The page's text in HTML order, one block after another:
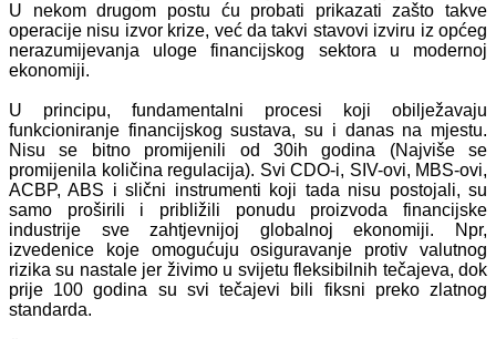
U nekom drugom postu ću probati prikazati zašto takve
operacije nisu izvor krize, već da takvi stavovi izviru iz općeg
nerazumijevanja uloge financijskog sektora u modernoj
ekonomiji.
U principu, fundamentalni procesi koji obilježavaju
funkcioniranje financijskog sustava, su i danas na mjestu.
Nisu se bitno promijenili od 30ih godina (Najviše se
promijenila količina regulacija). Svi CDO-i, SIV-ovi, MBS-ovi,
ACBP, ABS i slični instrumenti koji tada nisu postojali, su
samo proširili i približili ponudu proizvoda financijske
industrije sve zahtjevnijoj globalnoj ekonomiji. Npr,
izvedenice koje omogućuju osiguravanje protiv valutnog
rizika su nastale jer živimo u svijetu fleksibilnih tečajeva, dok
prije 100 godina su svi tečajevi bili fiksni preko zlatnog
standarda.